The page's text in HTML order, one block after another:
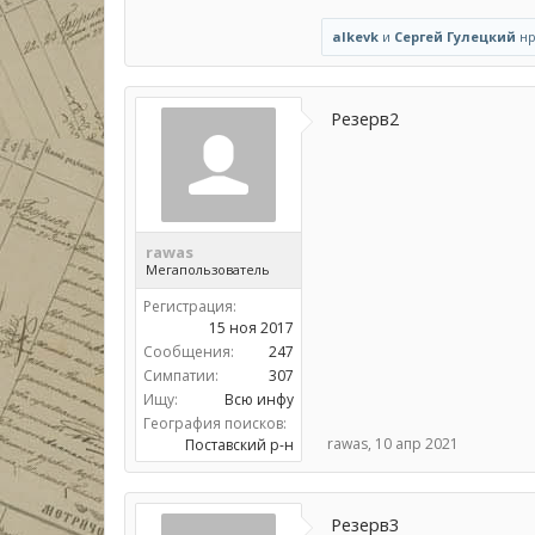
alkevk и Сергей Гулецкий
rawas
Мегапользователь
Регистрация:
15 ноя 2017
Сообщения:
247
Симпатии:
307
Ищу:
Всю инфу
География поисков:
Поставский р-н
Резерв2
rawas, 10 апр 2021
Резерв3